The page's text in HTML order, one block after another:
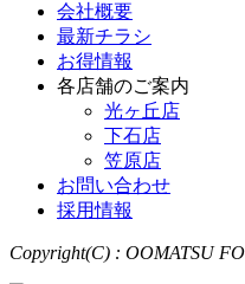
会社概要
最新チラシ
お得情報
各店舗のご案内
光ヶ丘店
下石店
笠原店
お問い合わせ
採用情報
Copyright(C) : OOMATSU